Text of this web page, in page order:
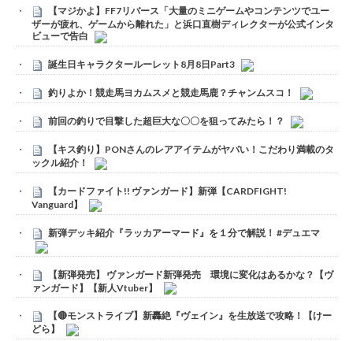
【マジかよ】FF7リバース「大量のミニゲームやコンテンツでユー
ザーが疲れ、ゲームから離れた」と浜口直樹ディレクターが公式インタ
ビューで告白
誕生日キャラクタールーレット8月8日Part3
釣りよか！競走馬ヨカムスメと競走馬鹿？チャンムスコ！
前回の釣りで目撃した超巨大な〇〇を狙ってみたら！？
【キス釣り】PONさんのレアアイテムがヤバい！こだわり満載のタ
ックル紹介！
【カードファイト!! ヴァンガード】新弾【CARDFIGHT!
Vanguard】
新弾デッキ紹介『ラッカアーマード』を１分で解説！ #デュエマ
【新弾発売】 ヴァンガード新弾発売 環境に変化はあるかな？【ヴ
ァンガード】【新人Vtuber】
【🔴モンストライブ】新轟絶『ヴェイン』を生放送で攻略！【けー
どら】